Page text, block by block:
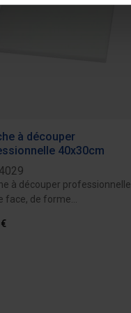
à découper
40x30cm
à découper professionnelle
face, de forme